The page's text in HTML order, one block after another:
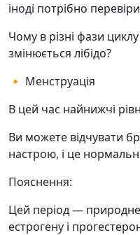
іноді потрібно
Чому в різні фази
змінюється лібідо?
🔸 Менструація
В цей час найнижчі
Ви можете відчувати
настрою, і це
Пояснення:
Цей період — природне
естрогену і